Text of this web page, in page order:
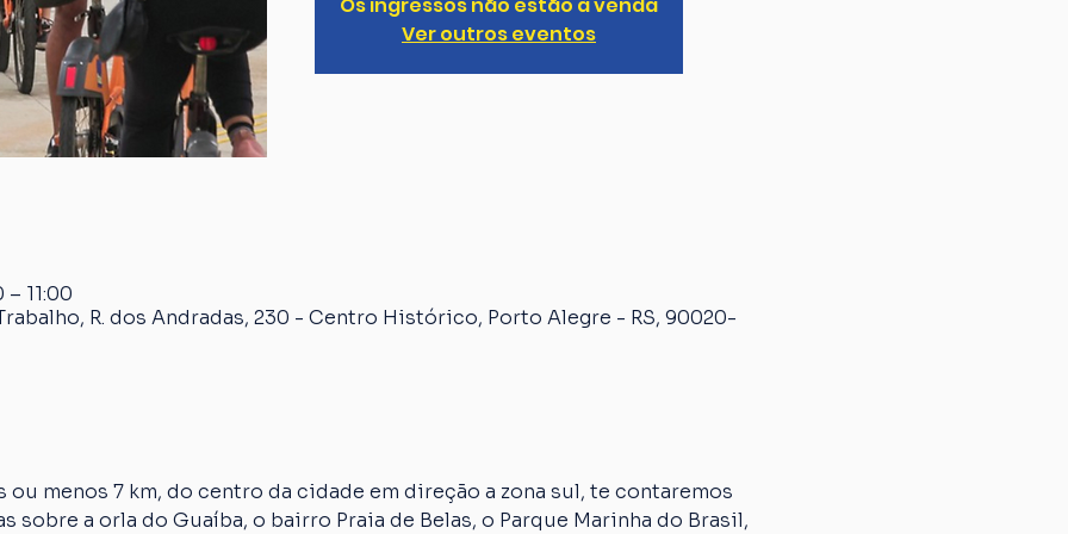
Ver outros eventos
11:00
R. dos Andradas, 230 - Centro Histórico, Porto Alegre - RS, 90020-
ou menos 7 km, do centro da cidade em direção a zona sul, te contaremos
a orla do Guaíba, o bairro Praia de Belas, o Parque Marinha do Brasil,